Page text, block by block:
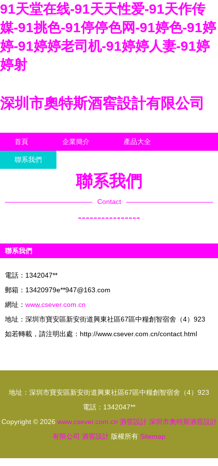
91天堂在线-91天天性爱-91天作传
媒-91挑色-91停停色网-91婷色-91婷
婷-91婷婷老司机-91婷婷人妻-91婷
婷射
深圳市奧特斯酒窖設計有限公司
首頁 企業簡介 產品大全
聯系我們
聯系我們
Contact
----------------
聯系我們
電話：1342047**
郵箱：13420979e**947@163.com
網址： www.csever.com.cn
地址：深圳市寶安區新安街道興東社區67區中糧創智宿舍（4）923
如若轉載，請注明出處：http://www.csever.com.cn/contact.html
地址：深圳市寶安區新安街道興東社區67區中糧創智宿舍（4）923
電話：1342047**
Copyright © 2026 www.csever.com.cn 酒窖設計 深圳市奧特斯酒窖設計
有限公司 酒窖設計 版權所有 Sitemap